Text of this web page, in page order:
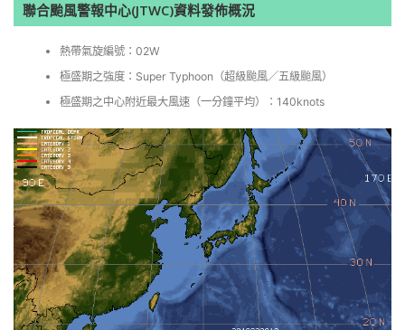
聯合颱風警報中心(JTWC)資料發佈概況
熱帶氣旋編號：02W
極盛期之強度：Super Typhoon（超級颱風／五級颱風）
極盛期之中心附近最大風速（一分鐘平均）：140knots